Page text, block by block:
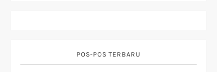
a
POS-POS TERBARU